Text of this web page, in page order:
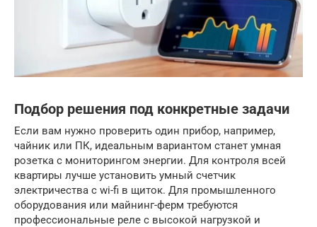
Подбор решения под конкретные задачи
Если вам нужно проверить один прибор, например,
чайник или ПК, идеальным вариантом станет умная
розетка с мониторингом энергии. Для контроля всей
квартиры лучше установить умный счетчик
электричества с wi-fi в щиток. Для промышленного
оборудования или майнинг-ферм требуются
профессиональные реле с высокой нагрузкой и